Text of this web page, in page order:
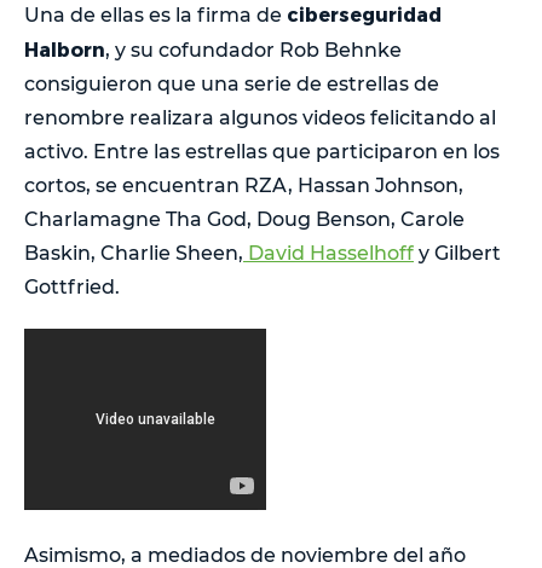
Una de ellas es la firma de ciberseguridad
Halborn, y su cofundador Rob Behnke
consiguieron que una serie de estrellas de
renombre realizara algunos videos felicitando al
activo. Entre las estrellas que participaron en los
cortos, se encuentran RZA, Hassan Johnson,
Charlamagne Tha God, Doug Benson, Carole
Baskin, Charlie Sheen, David Hasselhoff y Gilbert
Gottfried.
Asimismo, a mediados de noviembre del año